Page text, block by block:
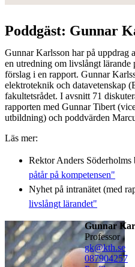
Poddgäst: Gunnar
Gunnar Karlsson har på uppdrag
en utredning om livslångt lärande
förslag i en rapport. Gunnar
elektroteknik och datavetenskap
fakultetsrådet. I avsnitt 71
rapporten med Gunnar Tibert
utbildning) och poddvärden
Läs mer:
Rektor Anders Söderholms
påtår på kompetensen"
Nyhet på intranätet (med
livslångt lärandet"
Gunnar
professor
gk@kth.se
087904257